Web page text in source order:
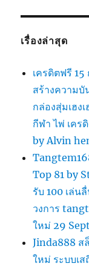
เรื่องล่าสุด
เครดิตฟรี
สร้างความบั
กล่องสุ่มเฮง
กีฬา ไพ่ เคร
by Alvin
Top 81 by
รับ 100 เล่น
วงการ
ใหม่ 29
Jinda888 ส
ใหม่ ระบบเ